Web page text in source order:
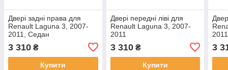
Двері задні права для
Renault Laguna 3, 2007-
2011, Седан
3 310 ₴
Купити
Двері передні ліві для
Renault Laguna 3, 2007-
2011
3 310₴
Купити
2011
3